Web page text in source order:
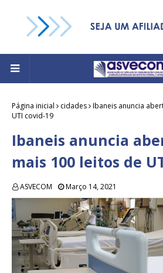
Página inicial cidades Ibaneis anuncia
UTI covid-19
Ibaneis anuncia
mais 100 leitos de
ASVECOM Março 14, 2021